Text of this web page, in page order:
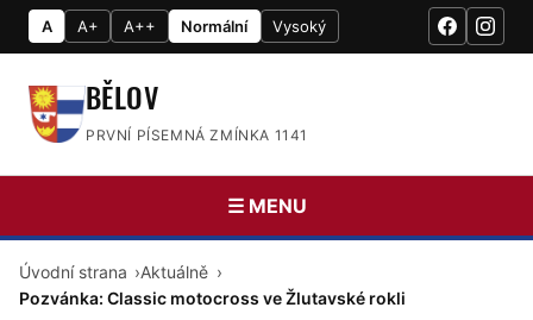
A A+ A++ Normální Vysoký
BĚLOV
PRVNÍ PÍSEMNÁ ZMÍNKA 1141
☰ MENU
Úvodní strana
Aktuálně
Pozvánka: Classic motocross ve Žlutavské rokli